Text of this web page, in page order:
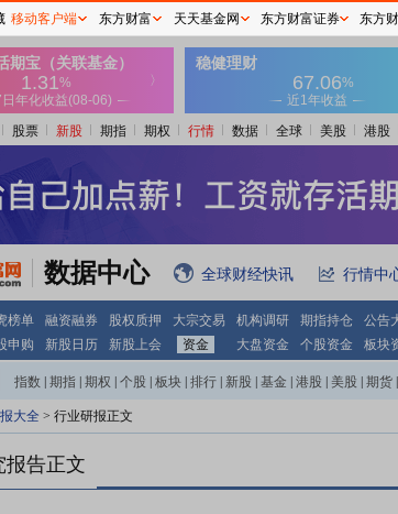
股票 新股 期指 期权 行情 数据 全球 美股 港股
数据中心 全球财经快讯 行情中
榜单 融资融券 股权质押 大宗交易 机构调研 期指持仓 公告
申购 新股日历 新股上会 资金 大盘资金 个股资金 板块
指数 期指 期权 个股 板块 排行 新股 基金 港股 美股 期货
大全 > 行业研报正文
报告正文
移动客户端 东方财富 天天基金网 东方财富证券 东方